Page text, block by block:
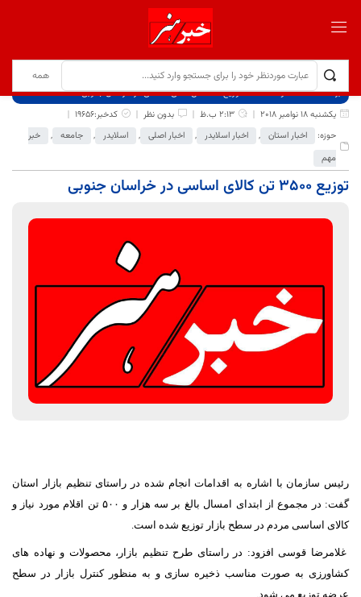
برگ نخست نوشته‌ها
توزیع ۳۵۰۰ تن کالای اساسی در خراسان جنوبی
یکشنبه 18 نوامبر 2018
2:13 ب.ظ بدون نظر
کدخبر:19656
حوزه:
اخبار استان , اخبار اسلایدر , اخبار اصلی , اسلایدر , جامعه ,
خبر
مهم
توزیع ۳۵۰۰ تن کالای اساسی در خراسان جنوبی
رئیس سازمان با اشاره به اقدامات انجام شده در راستای تنظیم بازار استان
گفت: در مجموع از ابتدای امسال بالغ بر سه هزار و ۵۰۰ تن اقلام مورد نیاز و
کالای اساسی مردم در سطح بازار توزیع شده است.
غلامرضا قوسی افزود: در راستای طرح تنظیم بازار، محصولات و نهاده های
کشاورزی به صورت مناسب ذخیره سازی و به منظور کنترل بازار در سطح
عرضه توزیع می شود.